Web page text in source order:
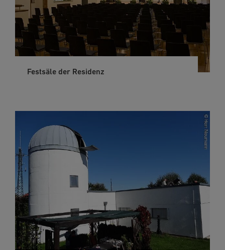
Festsäle der Residenz